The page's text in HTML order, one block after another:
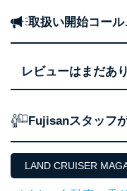
取扱い開始コール
レビューはまだあ
Fujisanスタッフ
LAND CRUISER